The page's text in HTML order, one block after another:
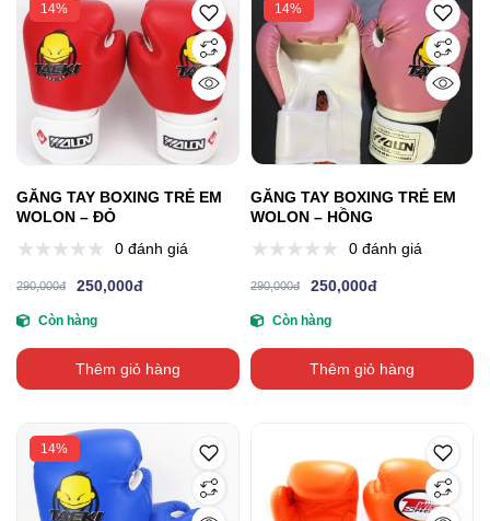
14%
GĂNG TAY BOXING TRẺ EM
WOLON – ĐỎ
0 đánh giá
290,000đ 250,000đ
Còn hàng
Thêm giỏ hàng
14%
GĂNG TAY BOXING TRẺ EM
WOLON – HỒNG
0 đánh giá
290,000đ 250,000đ
Còn hàng
Thêm giỏ hàng
14%